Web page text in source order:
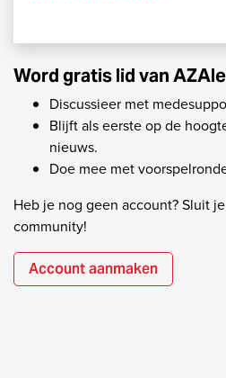
Word gratis lid van
Discussieer met
Blijft als eerste op de
nieuws.
Doe mee met
Heb je nog geen account? Sluit
community!
Account aanmaken